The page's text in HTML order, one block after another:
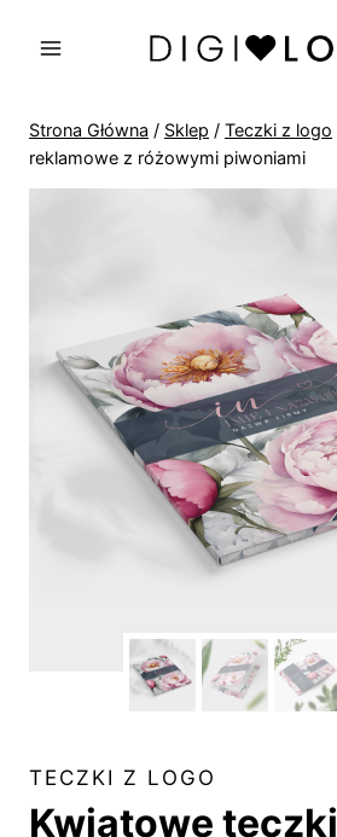
Strona Główna / Sklep / Teczki z logo
reklamowe z różowymi piwoniami
TECZKI Z LOGO
Kwiatowe teczki